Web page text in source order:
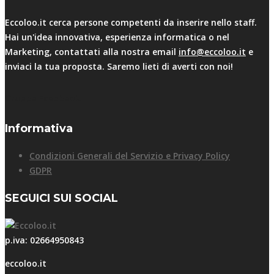
Eccoloo.it cerca persone competenti da inserire nello staff.
Hai un'idea innovativa, esperienza informatica o nel
Marketing, contattati alla nostra email info@eccoloo.it e
inviaci la tua proposta. Saremo lieti di averti con noi!
Informativa
Condizioni Generali del Servizio e Privacy Policy
GDPR
SEGUICI SUI SOCIAL
p.iva: 02664950843
eccoloo.it